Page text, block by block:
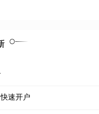
速开户